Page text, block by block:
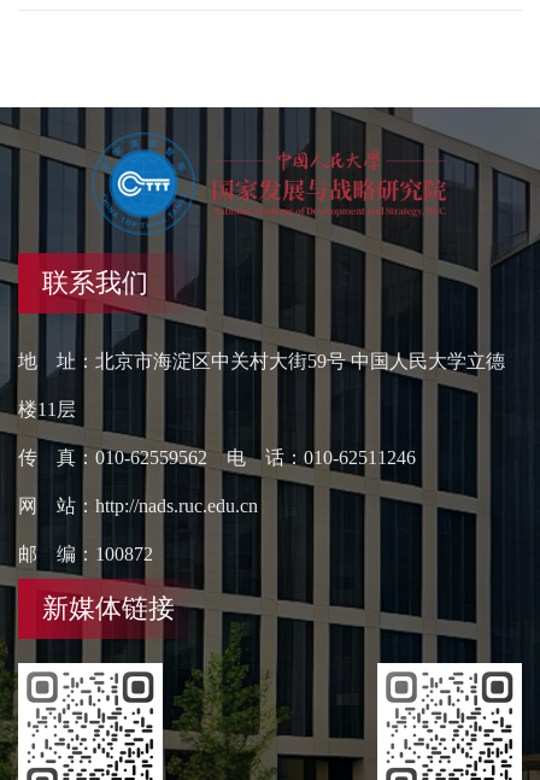
联系我们
地 址：北京市海淀区中关村大街59号 中国人民大学立德
楼11层
传 真：010-62559562 电 话：010-62511246
网 站：http://nads.ruc.edu.cn
邮 编：100872
新媒体链接